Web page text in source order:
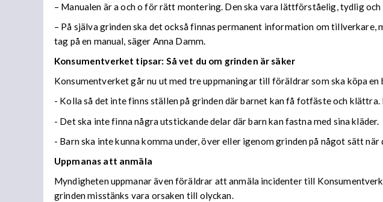
– Manualen är a och o för rätt montering. Den ska vara lättförståelig, tydlig
– På själva grinden ska det också finnas permanent information om tillverkare,
tag på en manual, säger Anna Damm.
Konsumentverket tipsar: Så vet du om grinden är säker
Konsumentverket går nu ut med tre uppmaningar till föräldrar som ska köpa
- Kolla så det inte finns ställen på grinden där barnet kan få fotfäste och
- Det ska inte finna några utstickande delar där barn kan fastna med sina kläder.
- Barn ska inte kunna komma under, över eller igenom grinden på något sätt
Uppmanas att anmäla
Myndigheten uppmanar även föräldrar att anmäla incidenter till
grinden misstänks vara orsaken till olyckan.